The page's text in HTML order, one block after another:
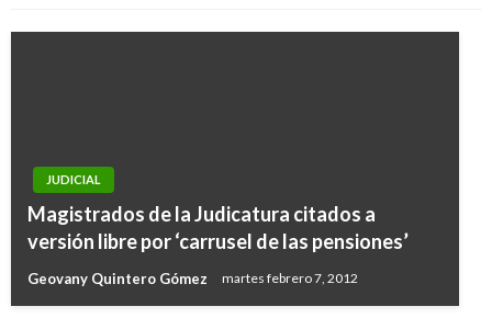
JUDICIAL
Magistrados de la Judicatura citados a
versión libre por ‘carrusel de las pensiones’
Geovany Quintero Gómez martes febrero 7, 2012